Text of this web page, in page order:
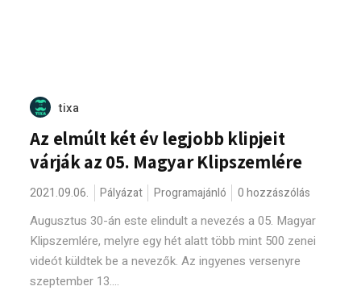
tixa
Az elmúlt két év legjobb klipjeit
várják az 05. Magyar Klipszemlére
2021.09.06. Pályázat Programajánló 0 hozzászólás
Augusztus 30-án este elindult a nevezés a 05. Magyar
Klipszemlére, melyre egy hét alatt több mint 500 zenei
videót küldtek be a nevezők. Az ingyenes versenyre
szeptember 13....